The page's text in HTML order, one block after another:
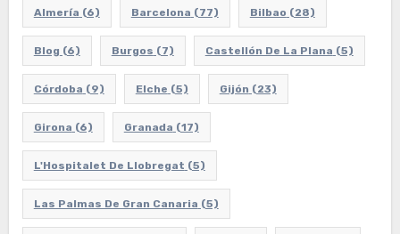
Almería (6) Barcelona (77) Bilbao (28)
Blog (6) Burgos (7) Castellón De La Plana (5)
Córdoba (9) Elche (5) Gijón (23)
Girona (6) Granada (17)
L'Hospitalet De Llobregat (5)
Las Palmas De Gran Canaria (5)